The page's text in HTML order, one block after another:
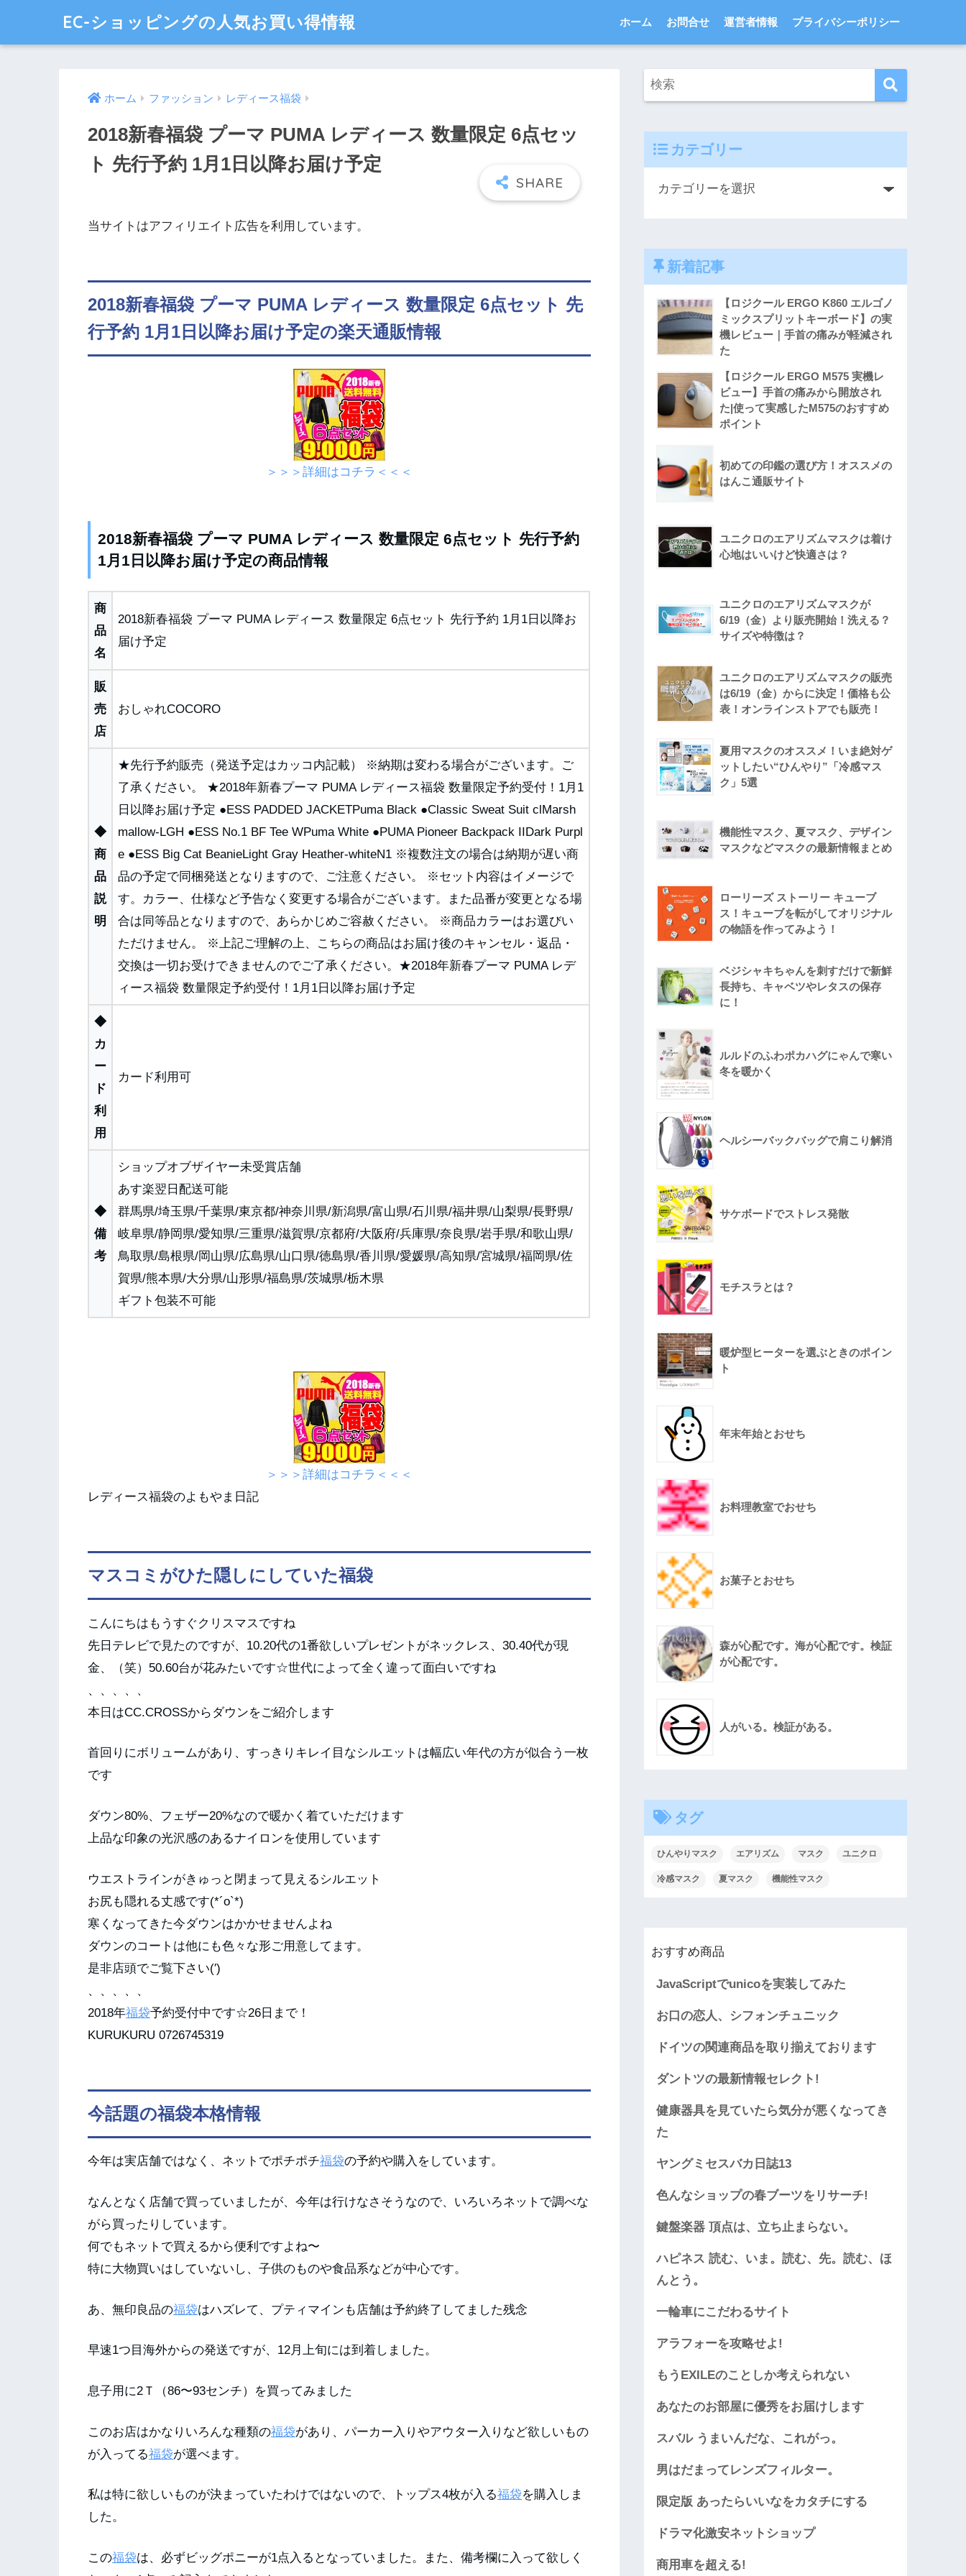
EC-ショッピングの人気お買い得情報 ホーム お問合せ 運営者情報 プライバシーポリシー
ホーム ファッション レディース福袋
2018新春福袋 プーマ PUMA レディース 数量限定 6点セッ
ト 先行予約 1月1日以降お届け予定
当サイトはアフィリエイト広告を利用しています。
2018新春福袋 プーマ PUMA レディース 数量限定 6点セット 先
行予約 1月1日以降お届け予定の楽天通販情報
＞＞＞詳細はコチラ＜＜＜
2018新春福袋 プーマ PUMA レディース 数量限定 6点セット 先行予約
1月1日以降お届け予定の商品情報
商
品
名
2018新春福袋 プーマ PUMA レディース 数量限定 6点セット 先行予約 1月1日以降お
届け予定
販
売
店
おしゃれCOCORO
◆
商
品
説
明
★先行予約販売（発送予定はカッコ内記載） ※納期は変わる場合がございます。ご
了承ください。 ★2018年新春プーマ PUMA レディース福袋 数量限定予約受付！1月1
日以降お届け予定 ●ESS PADDED JACKETPuma Black ●Classic Sweat Suit clMarsh
mallow-LGH ●ESS No.1 BF Tee WPuma White ●PUMA Pioneer Backpack IIDark Purpl
e ●ESS Big Cat BeanieLight Gray Heather-whiteN1 ※複数注文の場合は納期が遅い商
品の予定で同梱発送となりますので、ご注意ください。 ※セット内容はイメージで
す。カラー、仕様など予告なく変更する場合がございます。また品番が変更となる場
合は同等品となりますので、あらかじめご容赦ください。 ※商品カラーはお選びい
ただけません。 ※上記ご理解の上、こちらの商品はお届け後のキャンセル・返品・
交換は一切お受けできませんのでご了承ください。★2018年新春プーマ PUMA レデ
ィース福袋 数量限定予約受付！1月1日以降お届け予定
◆
カ
ー
ド
利
用
カード利用可
◆
備
考
ショップオブザイヤー未受賞店舗
あす楽翌日配送可能
群馬県/埼玉県/千葉県/東京都/神奈川県/新潟県/富山県/石川県/福井県/山梨県/長野県/
岐阜県/静岡県/愛知県/三重県/滋賀県/京都府/大阪府/兵庫県/奈良県/岩手県/和歌山県/
鳥取県/島根県/岡山県/広島県/山口県/徳島県/香川県/愛媛県/高知県/宮城県/福岡県/佐
賀県/熊本県/大分県/山形県/福島県/茨城県/栃木県
ギフト包装不可能
＞＞＞詳細はコチラ＜＜＜
レディース福袋のよもやま日記
マスコミがひた隠しにしていた福袋
こんにちはもうすぐクリスマスですね
先日テレビで見たのですが、10.20代の1番欲しいプレゼントがネックレス、30.40代が現
金、（笑）50.60台が花みたいです☆世代によって全く違って面白いですね
、、、、、
本日はCC.CROSSからダウンをご紹介します
首回りにボリュームがあり、すっきりキレイ目なシルエットは幅広い年代の方が似合う一枚
です
ダウン80%、フェザー20%なので暖かく着ていただけます
上品な印象の光沢感のあるナイロンを使用しています
ウエストラインがきゅっと閉まって見えるシルエット
お尻も隠れる丈感です(*´o`*)
寒くなってきた今ダウンはかかせませんよね
ダウンのコートは他にも色々な形ご用意してます。
是非店頭でご覧下さい(′)
、、、、、
2018年福袋予約受付中です☆26日まで！
KURUKURU 0726745319
今話題の福袋本格情報
今年は実店舗ではなく、ネットでポチポチ福袋の予約や購入をしています。
なんとなく店舗で買っていましたが、今年は行けなさそうなので、いろいろネットで調べな
がら買ったりしています。
何でもネットで買えるから便利ですよね〜
特に大物買いはしていないし、子供のものや食品系などが中心です。
あ、無印良品の福袋はハズレて、プティマインも店舗は予約終了してました残念
早速1つ目海外からの発送ですが、12月上旬には到着しました。
息子用に2Ｔ（86〜93センチ）を買ってみました
このお店はかなりいろんな種類の福袋があり、パーカー入りやアウター入りなど欲しいもの
が入ってる福袋が選べます。
私は特に欲しいものが決まっていたわけではないので、トップス4枚が入る福袋を購入しま
した。
この福袋は、必ずビッグポニーが1点入るとなっていました。また、備考欄に入って欲しく
カテゴリー
新着記事
【ロジクール ERGO K860 エルゴノ
ミックスプリットキーボード】の実
機レビュー｜手首の痛みが軽減され
た
【ロジクール ERGO M575 実機レ
ビュー】手首の痛みから開放され
た|使って実感したM575のおすすめ
ポイント
初めての印鑑の選び方！オススメの
はんこ通販サイト
ユニクロのエアリズムマスクは着け
心地はいいけど快適さは？
ユニクロのエアリズムマスクが
6/19（金）より販売開始！洗える？
サイズや特徴は？
ユニクロのエアリズムマスクの販売
は6/19（金）からに決定！価格も公
表！オンラインストアでも販売！
夏用マスクのオススメ！いま絶対ゲ
ットしたい“ひんやり”「冷感マス
ク」5選
機能性マスク、夏マスク、デザイン
マスクなどマスクの最新情報まとめ
ローリーズ ストーリー キューブ
ス！キューブを転がしてオリジナル
の物語を作ってみよう！
ベジシャキちゃんを刺すだけで新鮮
長持ち、キャベツやレタスの保存
に！
ルルドのふわポカハグにゃんで寒い
冬を暖かく
ヘルシーバックバッグで肩こり解消
サケボードでストレス発散
モチスラとは？
暖炉型ヒーターを選ぶときのポイン
ト
年末年始とおせち
お料理教室でおせち
お菓子とおせち
森が心配です。海が心配です。検証
が心配です。
人がいる。検証がある。
タグ
ひんやりマスク エアリズム マスク ユニクロ
冷感マスク 夏マスク 機能性マスク
おすすめ商品
JavaScriptでunicoを実装してみた
お口の恋人、シフォンチュニック
ドイツの関連商品を取り揃えております
ダントツの最新情報セレクト!
健康器具を見ていたら気分が悪くなってき
た
ヤングミセスバカ日誌13
色んなショップの春ブーツをリサーチ!
鍵盤楽器 頂点は、立ち止まらない。
ハピネス 読む、いま。読む、先。読む、ほ
んとう。
一輪車にこだわるサイト
アラフォーを攻略せよ!
もうEXILEのことしか考えられない
あなたのお部屋に優秀をお届けします
スバル うまいんだな、これがっ。
男はだまってレンズフィルター。
限定版 あったらいいなをカタチにする
ドラマ化激安ネットショップ
商用車を超える!